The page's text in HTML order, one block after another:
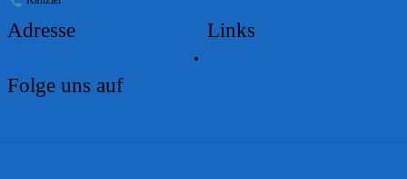
Adresse Links
Folge uns auf